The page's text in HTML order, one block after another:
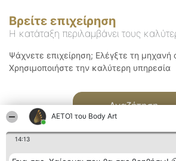
ΑΕΤΟΊ του Body Art
14:13
Βρείτε επιχείρηση
Η κατάταξη περιλαμβάνει τους
Ψάχνετε επιχείρηση; Ελέγξτε τη μηχανή
Χρησιμοποιήστε την καλύτερη υπηρεσία
Αναζήτηση